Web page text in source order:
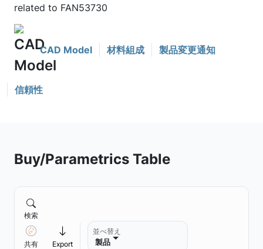
related to FAN53730
CAD Model 材料組成 製品変更通知
信頼性
Buy/Parametrics Table
検索
共有 Export
並べ替え
製品